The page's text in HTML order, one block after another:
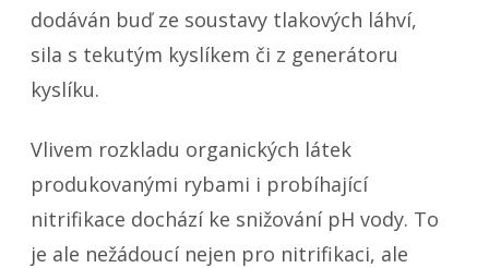
dodáván buď ze soustavy tlakových láhví,
sila s tekutým kyslíkem či z generátoru
kyslíku.
Vlivem rozkladu organických látek
produkovanými rybami i probíhající
nitrifikace dochází ke snižování pH vody. To
je ale nežádoucí nejen pro nitrifikaci, ale